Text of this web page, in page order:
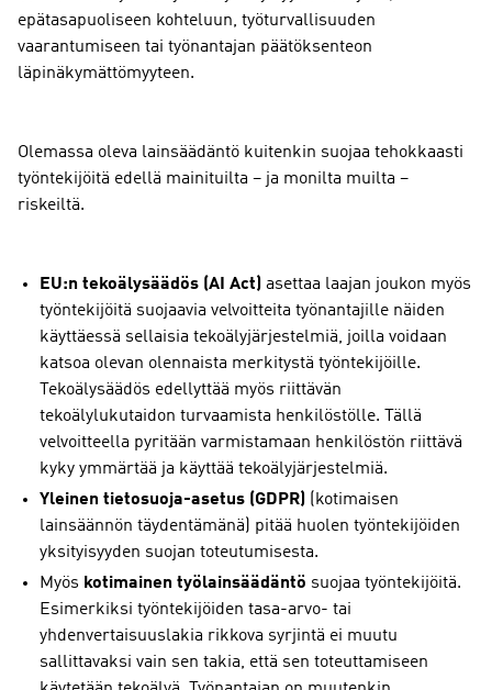
epätasapuoliseen kohteluun, työturvallisuuden
vaarantumiseen tai työnantajan päätöksenteon
läpinäkymättömyyteen.
Olemassa oleva lainsäädäntö kuitenkin suojaa tehokkaasti
työntekijöitä edellä mainituilta – ja monilta muilta –
riskeiltä.
EU:n tekoälysäädös (AI Act) asettaa laajan joukon myös
työntekijöitä suojaavia velvoitteita työnantajille näiden
käyttäessä sellaisia tekoälyjärjestelmiä, joilla voidaan
katsoa olevan olennaista merkitystä työntekijöille.
Tekoälysäädös edellyttää myös riittävän
tekoälylukutaidon turvaamista henkilöstölle. Tällä
velvoitteella pyritään varmistamaan henkilöstön riittävä
kyky ymmärtää ja käyttää tekoälyjärjestelmiä.
Yleinen tietosuoja-asetus (GDPR)
(kotimaisen
lainsäännön täydentämänä) pitää huolen työntekijöiden
yksityisyyden suojan toteutumisesta.
Myös kotimainen työlainsäädäntö suojaa työntekijöitä.
Esimerkiksi työntekijöiden tasa-arvo- tai
yhdenvertaisuuslakia rikkova syrjintä ei muutu
sallittavaksi vain sen takia, että sen toteuttamiseen